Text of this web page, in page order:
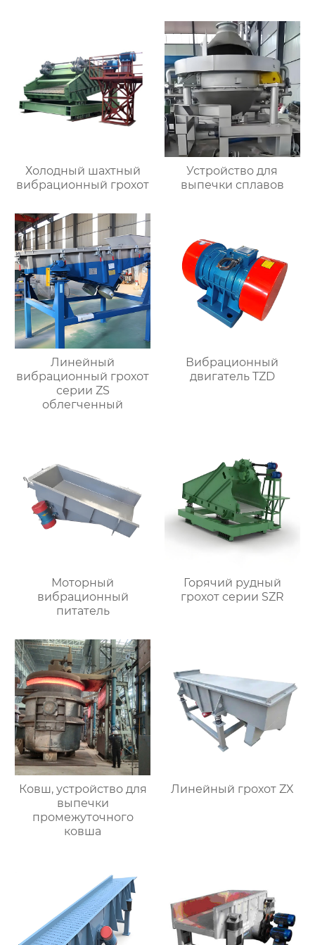
Холодный шахтный
вибрационный грохот
Устройство для
выпечки сплавов
Линейный
вибрационный грохот
серии ZS
облегченный
Вибрационный
двигатель TZD
Моторный
вибрационный
питатель
Горячий рудный
грохот серии SZR
Ковш, устройство для
выпечки
промежуточного
ковша
Линейный грохот ZX